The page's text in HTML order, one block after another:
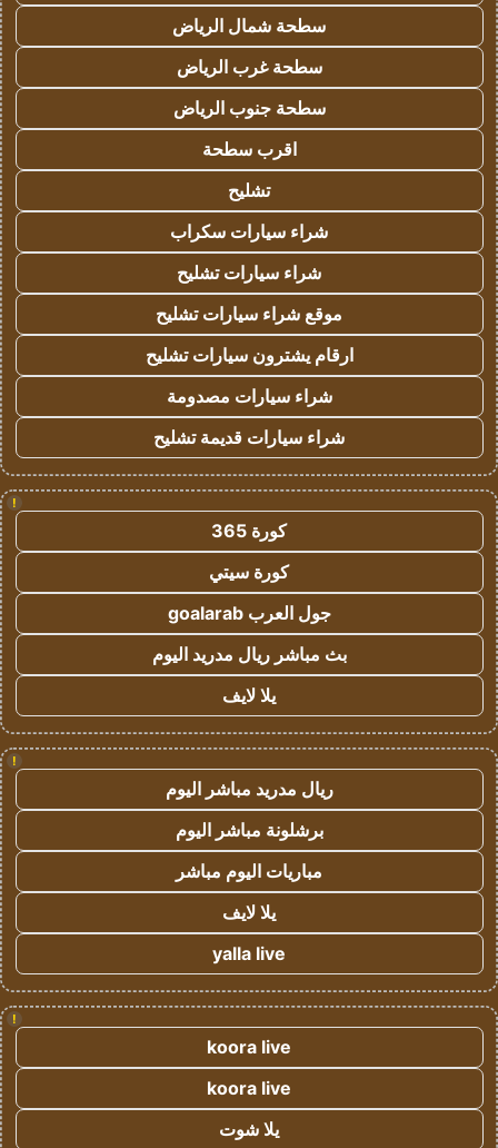
سطحة شمال الرياض
سطحة غرب الرياض
سطحة جنوب الرياض
اقرب سطحة
تشليح
شراء سيارات سكراب
شراء سيارات تشليح
موقع شراء سيارات تشليح
ارقام يشترون سيارات تشليح
شراء سيارات مصدومة
شراء سيارات قديمة تشليح
!
كورة 365
كورة سيتي
جول العرب goalarab
بث مباشر ريال مدريد اليوم
يلا لايف
!
ريال مدريد مباشر اليوم
برشلونة مباشر اليوم
مباريات اليوم مباشر
يلا لايف
yalla live
!
koora live
koora live
يلا شوت